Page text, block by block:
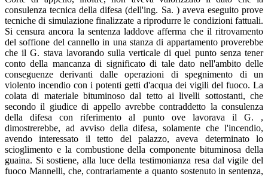
consulenza tecnica della difesa (dell'ing. Sa. ) aveva eseguito prove
tecniche di simulazione finalizzate a riprodurre le condizioni fattuali.
Si censura ancora la sentenza laddove afferma che il ritrovamento
del soffione del cannello in una stanza di appartamento proverebbe
che il G. stava lavorando sulla verticale di quel punto senza tener
conto della mancanza di significato di tale dato nell'ambito delle
conseguenze derivanti dalle operazioni di spegnimento di un
violento incendio con i potenti getti d'acqua dei vigili del fuoco. La
colata di materiale bituminoso dal tetto ai livelli sottostanti, che
secondo il giudice di appello avrebbe contraddetto la consulenza
della difesa con riferimento al punto ove lavorava il G. ,
dimostrerebbe, ad avviso della difesa, solamente che l'incendio,
avendo interessato il tetto del palazzo, aveva determinato lo
scioglimento e la combustione della componente bituminosa della
guaina. Si sostiene, alla luce della testimonianza resa dal vigile del
fuoco Mannelli, che, contrariamente a quanto sostenuto in sentenza,